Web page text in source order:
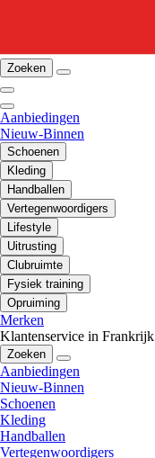
Zoeken
Aanbiedingen
Nieuw-Binnen
Schoenen
Kleding
Handballen
Vertegenwoordigers
Lifestyle
Uitrusting
Clubruimte
Fysiek training
Opruiming
Merken
Klantenservice in Frankrijk
Zoeken
Aanbiedingen
Nieuw-Binnen
Schoenen
Kleding
Handballen
Vertegenwoordigers